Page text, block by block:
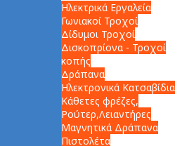
Ηλεκτρικά Εργαλεία
Γωνιακοί Τροχοί
Δίδυμοι Τροχοί
Δισκοπρίονα - Τροχοί
κοπής
Δράπανα
Ηλεκτρονικά Κατσαβίδια
Κάθετες φρέζες,
Ρούτερ,Λειαντήρες
Μαγνητικά Δράπανα
Πιστολέτα